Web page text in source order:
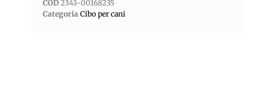
COD 2343-00168235
Categoria Cibo per cani